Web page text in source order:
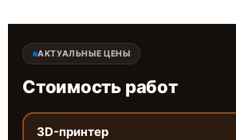
АКТУАЛЬНЫЕ ЦЕНЫ
Стоимость работ
3D-принтер